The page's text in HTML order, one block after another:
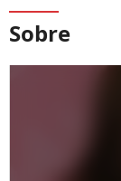
Sobre